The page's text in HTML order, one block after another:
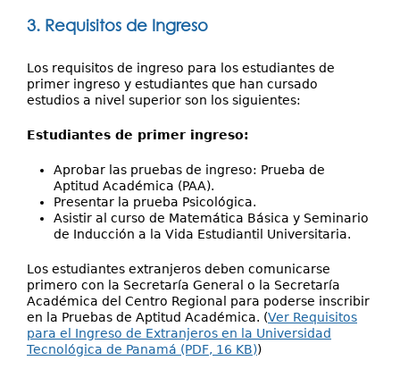
3. Requisitos de Ingreso
Los requisitos de ingreso para los estudiantes de
primer ingreso y estudiantes que han cursado
estudios a nivel superior son los siguientes:
Estudiantes de primer ingreso:
Aprobar las pruebas de ingreso: Prueba de
Aptitud Académica (PAA).
Presentar la prueba Psicológica.
Asistir al curso de Matemática Básica y Seminario
de Inducción a la Vida Estudiantil Universitaria.
Los estudiantes extranjeros deben comunicarse
primero con la Secretaría General o la Secretaría
Académica del Centro Regional para poderse inscribir
en la Pruebas de Aptitud Académica. (Ver Requisitos
para el Ingreso de Extranjeros en la Universidad
Tecnológica de Panamá (PDF, 16 KB))